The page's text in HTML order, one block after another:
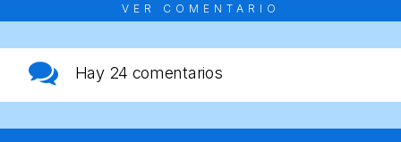
VER COMENTARIO
Hay 24 comentarios